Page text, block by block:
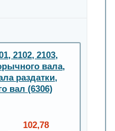
2102, 2103,
вала,
раздатки,
вал (6306)
102,78